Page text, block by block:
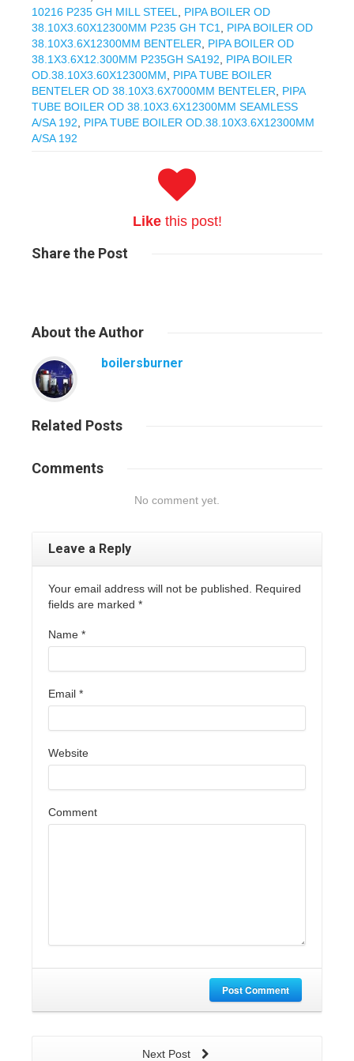
10216 P235 GH MILL STEEL
PIPA BOILER OD
38.10X3.60X12300MM P235 GH TC1
PIPA BOILER OD
38.10X3.6X12300MM BENTELER
PIPA BOILER OD
38.1X3.6X12.300MM P235GH SA192
PIPA BOILER
OD.38.10X3.60X12300MM
PIPA TUBE BOILER
BENTELER OD 38.10X3.6X7000MM BENTELER
PIPA
TUBE BOILER OD 38.10X3.6X12300MM SEAMLESS
A/SA 192
PIPA TUBE BOILER OD.38.10X3.6X12300MM
A/SA 192
Likethis post!
Sharethe Post
About the Author
boilersburner
Related Posts
Comments
No comment yet.
Leave a Reply
Your email address will not be published. Required
fields are marked *
Name *
Email *
Website
Comment
Post Comment
Next Post